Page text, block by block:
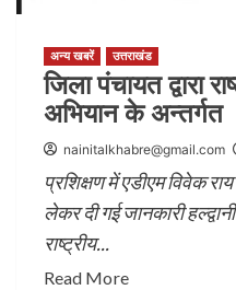
अन्य खबरें उत्तराखंड
जिला पंचायत द्वारा
अभियान के अन्तर्गत
nainitalkhabre@gmail.com
प्रशिक्षण में एडीएम विवेक
लेकर दी गई जानकारी
राष्ट्रीय...
Read More